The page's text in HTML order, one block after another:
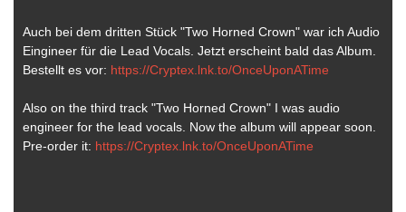
Auch bei dem dritten Stück "Two Horned Crown" war ich Audio
Eingineer für die Lead Vocals. Jetzt erscheint bald das Album.
Bestellt es vor: https://Cryptex.lnk.to/OnceUponATime
Also on the third track "Two Horned Crown" I was audio
engineer for the lead vocals. Now the album will appear soon.
Pre-order it: https://Cryptex.lnk.to/OnceUponATime